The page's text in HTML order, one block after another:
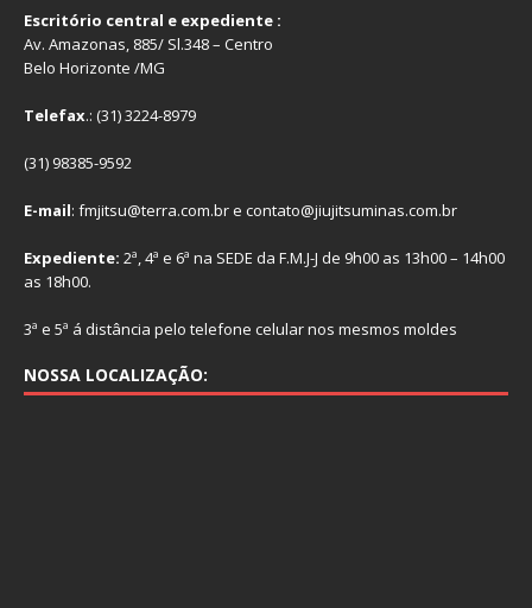
Escritório central e expediente :
Av. Amazonas, 885/ Sl.348 – Centro
Belo Horizonte /MG
Telefax.: (31) 3224-8979
(31) 98385-9592
E-mail: fmjitsu@terra.com.br e contato@jiujitsuminas.com.br
Expediente: 2ª, 4ª e 6ª na SEDE da F.M.J-J de 9h00 as 13h00 – 14h00
as 18h00.
3ª e 5ª á distância pelo telefone celular nos mesmos moldes
NOSSA LOCALIZAÇÃO: